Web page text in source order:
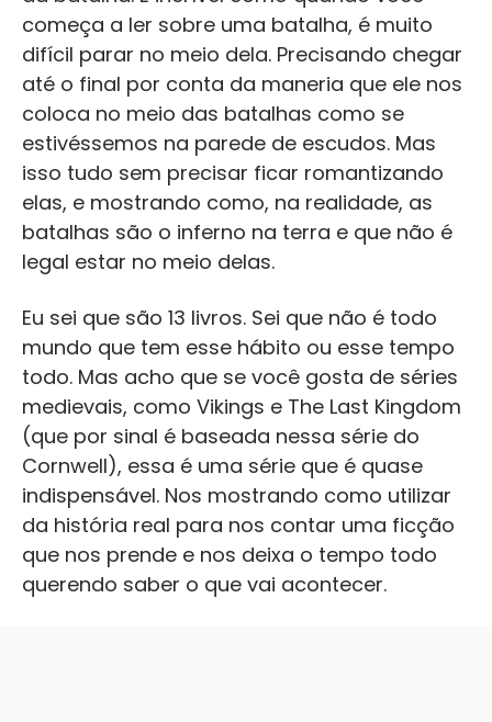
começa a ler sobre uma batalha, é muito
difícil parar no meio dela. Precisando chegar
até o final por conta da maneria que ele nos
coloca no meio das batalhas como se
estivéssemos na parede de escudos. Mas
isso tudo sem precisar ficar romantizando
elas, e mostrando como, na realidade, as
batalhas são o inferno na terra e que não é
legal estar no meio delas.
Eu sei que são 13 livros. Sei que não é todo
mundo que tem esse hábito ou esse tempo
todo. Mas acho que se você gosta de séries
medievais, como Vikings e The Last Kingdom
(que por sinal é baseada nessa série do
Cornwell), essa é uma série que é quase
indispensável. Nos mostrando como utilizar
da história real para nos contar uma ficção
que nos prende e nos deixa o tempo todo
querendo saber o que vai acontecer.